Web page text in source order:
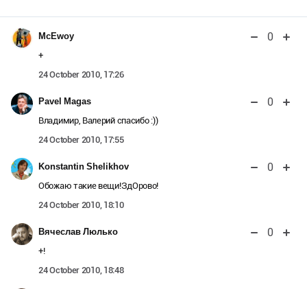
МcEwoy 0
+
24 October 2010, 17:26
Pavel Magas 0
Владимир, Валерий спасибо :))
24 October 2010, 17:55
Konstantin Shelikhov 0
Обожаю такие вещи!ЗдОрово!
24 October 2010, 18:10
Вячеслав Люлько 0
+!
24 October 2010, 18:48